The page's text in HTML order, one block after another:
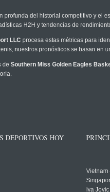
profunda del historial competitivo y el
H2H y tendencias de
LLC procesa estas métricas para
nuestros pronósticos se basan en
de Southern Miss Golden Eagles
DEPORTIVOS HOY
Vietnam
Iva